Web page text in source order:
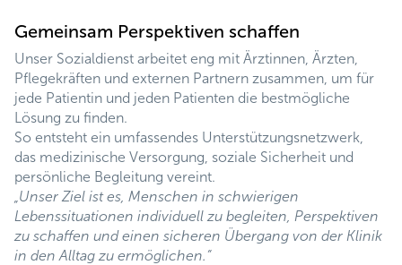
Gemeinsam Perspektiven schaffen
Unser Sozialdienst arbeitet eng mit Ärztinnen, Ärzten,
Pflegekräften und externen Partnern zusammen, um für
jede Patientin und jeden Patienten die bestmögliche
Lösung zu finden.
So entsteht ein umfassendes Unterstützungsnetzwerk,
das medizinische Versorgung, soziale Sicherheit und
persönliche Begleitung vereint.
„Unser Ziel ist es, Menschen in schwierigen
Lebenssituationen individuell zu begleiten, Perspektiven
zu schaffen und einen sicheren Übergang von der Klinik
in den Alltag zu ermöglichen.“